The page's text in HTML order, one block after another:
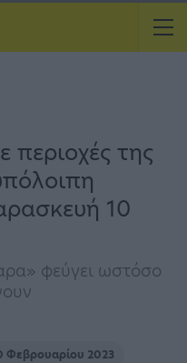
περιοχές της
10
φεύγει ωστόσο
Φεβρουαρίου 2023